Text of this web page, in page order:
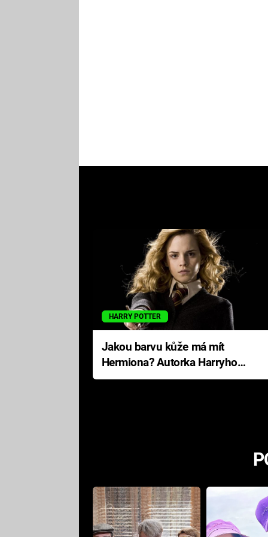
HARRY POTTER
Jakou barvu kůže má mít
Hermiona? Autorka Harryho
Pottera přišla s ráznou